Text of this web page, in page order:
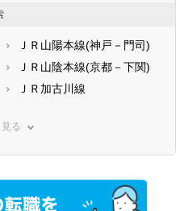
ＪＲ山陽本線(神戸－門司)
ＪＲ山陰本線(京都－下関)
ＪＲ加古川線
阪神本線
阪神武庫川線
阪急甲陽線
る